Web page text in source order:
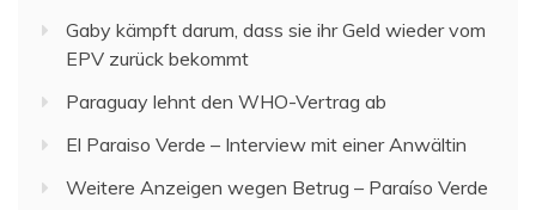
Gaby kämpft darum, dass sie ihr Geld wieder vom
EPV zurück bekommt
Paraguay lehnt den WHO-Vertrag ab
El Paraiso Verde – Interview mit einer Anwältin
Weitere Anzeigen wegen Betrug – Paraíso Verde